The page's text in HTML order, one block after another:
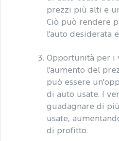
prezzi più alti e
Ciò può rendere
l'auto desiderata
Opportunità per i
l'aumento del
può essere
di auto usate. I
guadagnare di
usate,
di profitto.